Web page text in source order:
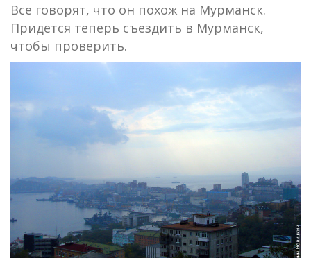
Все говорят, что он похож на Мурманск.
Придется теперь съездить в Мурманск,
чтобы проверить.